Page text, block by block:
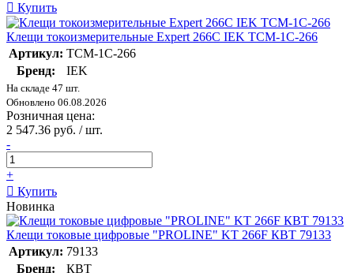
Купить
Клещи токоизмерительные Expert 266C IEK TCM-1C-266
Артикул: TCM-1C-266
Бренд:
IEK
На складе 47 шт.
Обновлено 06.08.2026
Розничная цена:
2 547.36 руб. / шт.
-
+
Купить
Новинка
Клещи токовые цифровые "PROLINE" KT 266F КВТ 79133
Артикул: 79133
Бренд:
КВТ